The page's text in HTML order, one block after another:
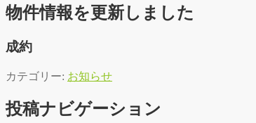
物件情報を更新しました
成約
カテゴリー: お知らせ
投稿ナビゲーション